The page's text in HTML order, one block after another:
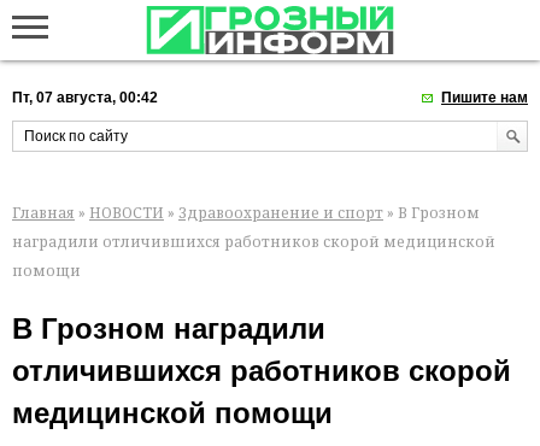
Пт, 07 августа, 00:42 Пишите нам
Главная » НОВОСТИ » Здравоохранение и спорт » В Грозном
наградили отличившихся работников скорой медицинской
помощи
В Грозном наградили
отличившихся работников скорой
медицинской помощи